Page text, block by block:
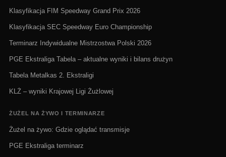
Klasyfikacja FIM Speedway Grand Prix 2026
Klasyfikacja SEC Speedway Euro Championship
Terminarz Indywidualne Mistrzostwa Polski 2026
PGE Ekstraliga Tabela – aktualne wyniki i bilans drużyn
Tabela Metalkas 2. Ekstraligi
KLŻ – wyniki Krajowej Ligi Żużlowej
ŻUŻEL NA ŻYWO I TERMINARZE
Żużel na żywo: Gdzie oglądać transmisje
PGE Ekstraliga terminarz